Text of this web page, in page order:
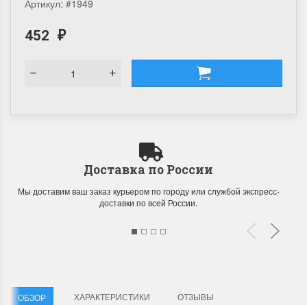
Артикул: #1949
452 ₽
Доставка по России
Мы доставим ваш заказ курьером по городу или службой экспресс-
доставки по всей России.
ОБЗОР ХАРАКТЕРИСТИКИ ОТЗЫВЫ